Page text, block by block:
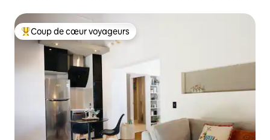
Coups de cœur voyageurs les plus appréciés
Coup de cœur voyageurs